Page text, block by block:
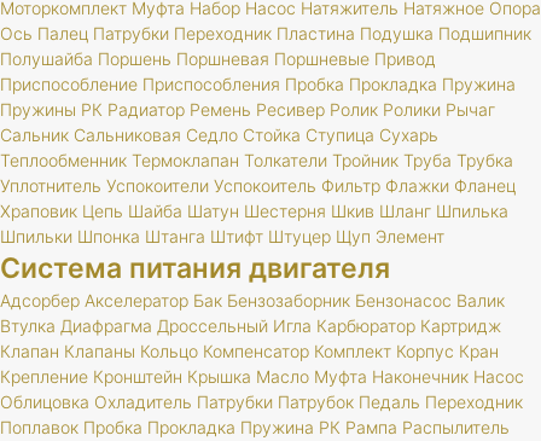
Моторкомплект Муфта Набор Насос Натяжитель Натяжное Опора
Ось Палец Патрубки Переходник Пластина Подушка Подшипник
Полушайба Поршень Поршневая Поршневые Привод
Приспособление Приспособления Пробка Прокладка Пружина
Пружины РК Радиатор Ремень Ресивер Ролик Ролики Рычаг
Сальник Сальниковая Седло Стойка Ступица Сухарь
Теплообменник Термоклапан Толкатели Тройник Труба Трубка
Уплотнитель Успокоители Успокоитель Фильтр Флажки Фланец
Храповик Цепь Шайба Шатун Шестерня Шкив Шланг Шпилька
Шпильки Шпонка Штанга Штифт Штуцер Щуп Элемент
Система питания двигателя
Адсорбер Акселератор Бак Бензозаборник Бензонасос Валик
Втулка Диафрагма Дроссельный Игла Карбюратор Картридж
Клапан Клапаны Кольцо Компенсатор Комплект Корпус Кран
Крепление Кронштейн Крышка Масло Муфта Наконечник Насос
Облицовка Охладитель Патрубки Патрубок Педаль Переходник
Поплавок Пробка Прокладка Пружина РК Рампа Распылитель